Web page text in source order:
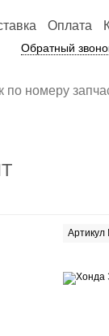
Оплата
Обратный